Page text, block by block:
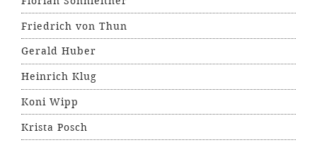
Friedrich von Thun
Gerald Huber
Heinrich Klug
Koni Wipp
Krista Posch